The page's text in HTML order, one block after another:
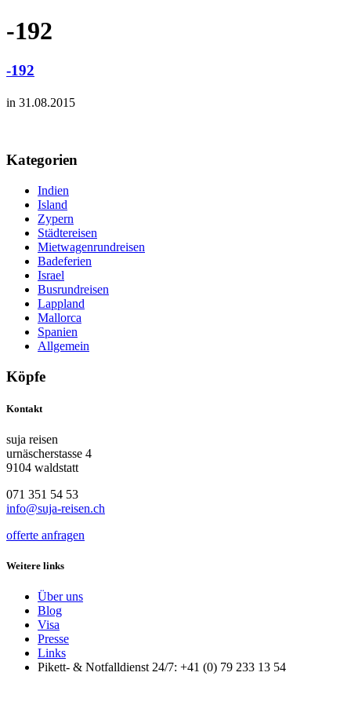
-192
-192
in 31.08.2015
Kategorien
Indien
Island
Zypern
Städtereisen
Mietwagenrundreisen
Badeferien
Israel
Busrundreisen
Lappland
Mallorca
Spanien
Allgemein
Köpfe
Kontakt
suja reisen
urnäscherstasse 4
9104 waldstatt
071 351 54 53
info@suja-reisen.ch
offerte anfragen
Weitere links
Über uns
Blog
Visa
Presse
Links
Pikett- & Notfalldienst 24/7: +41 (0) 79 233 13 54